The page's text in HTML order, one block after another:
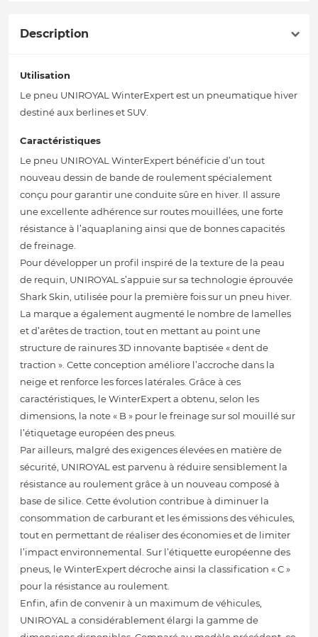
Description
Utilisation
Le pneu UNIROYAL WinterExpert est un pneumatique hiver
destiné aux berlines et SUV.
Caractéristiques
Le pneu UNIROYAL WinterExpert bénéficie d’un tout
nouveau dessin de bande de roulement spécialement
conçu pour garantir une conduite sûre en hiver. Il assure
une excellente adhérence sur routes mouillées, une forte
résistance à l’aquaplaning ainsi que de bonnes capacités
de freinage.
Pour développer un profil inspiré de la texture de la peau
de requin, UNIROYAL s’appuie sur sa technologie éprouvée
Shark Skin, utilisée pour la première fois sur un pneu hiver.
La marque a également augmenté le nombre de lamelles
et d’arêtes de traction, tout en mettant au point une
structure de rainures 3D innovante baptisée « dent de
traction ». Cette conception améliore l’accroche dans la
neige et renforce les forces latérales. Grâce à ces
caractéristiques, le WinterExpert a obtenu, selon les
dimensions, la note « B » pour le freinage sur sol mouillé sur
l’étiquetage européen des pneus.
Par ailleurs, malgré des exigences élevées en matière de
sécurité, UNIROYAL est parvenu à réduire sensiblement la
résistance au roulement grâce à un nouveau composé à
base de silice. Cette évolution contribue à diminuer la
consommation de carburant et les émissions des véhicules,
tout en permettant de réaliser des économies et de limiter
l’impact environnemental. Sur l’étiquette européenne des
pneus, le WinterExpert décroche ainsi la classification « C »
pour la résistance au roulement.
Enfin, afin de convenir à un maximum de véhicules,
UNIROYAL a considérablement élargi la gamme de